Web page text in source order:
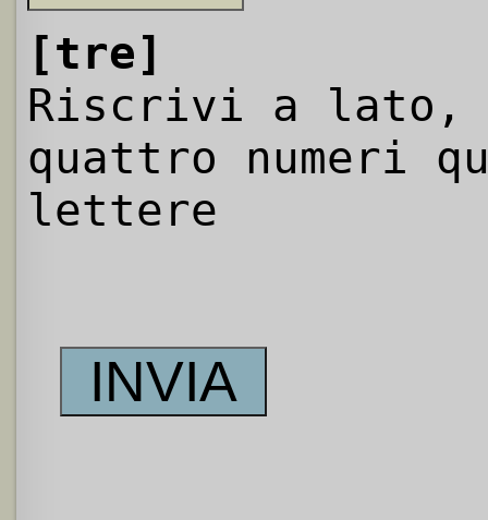
[tre]
Riscrivi a
quattro numeri
lettere